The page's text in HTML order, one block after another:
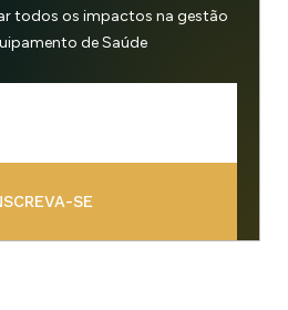
todos os impactos na gestão
de Saúde
SE